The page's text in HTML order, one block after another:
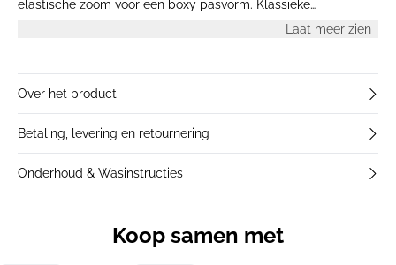
elastische zoom voor een boxy pasvorm. Klassieke
Laat meer zien
Over het product
Betaling, levering en retournering
Onderhoud & Wasinstructies
Koop samen met